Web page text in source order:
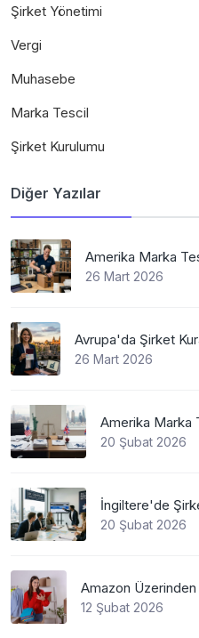
Şirket Yönetimi
Vergi
Muhasebe
Marka Tescil
Şirket Kurulumu
Diğer Yazılar
26 Mart 2026
26 Mart 2026
Amerika Marka
20 Şubat 2026
İngiltere'de
20 Şubat 2026
12 Şubat 2026